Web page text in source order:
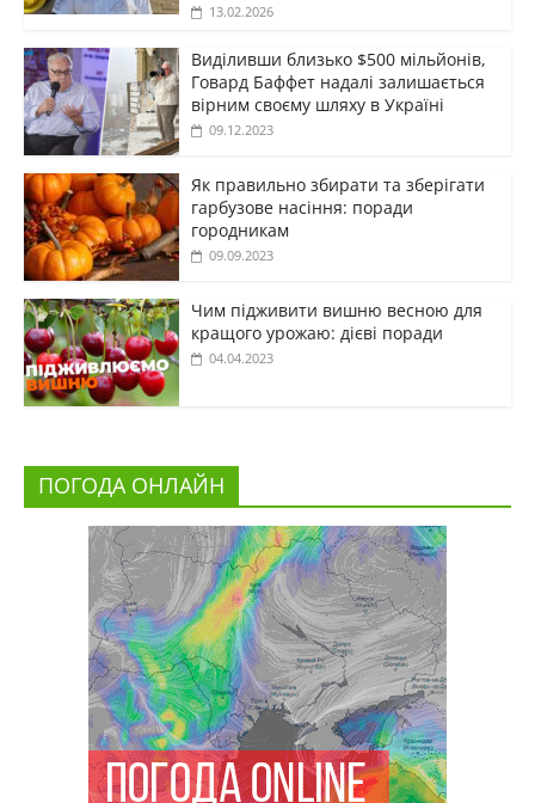
13.02.2026
Виділивши близько $500 мільйонів,
Говард Баффет надалі залишається
вірним своєму шляху в Україні
09.12.2023
Як правильно збирати та зберігати
гарбузове насіння: поради
городникам
09.09.2023
Чим підживити вишню весною для
кращого урожаю: дієві поради
04.04.2023
ПОГОДА ОНЛАЙН